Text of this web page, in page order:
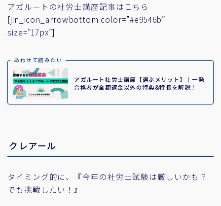
アガルートの社労士講座記事はこちら
[jin_icon_arrowbottom color=”#e9546b”
size=”17px”]
あわせて読みたい
アガルート社労士講座【選ぶメリット】｜一発
合格者が全額返金以外の特典&特長を解説！
クレアール
タイミング的に、『今年の社労士試験は厳しいかも？
でも挑戦したい！』